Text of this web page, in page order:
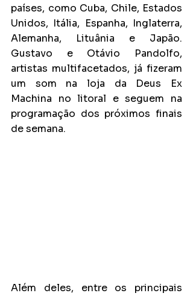
países, como Cuba, Chile, Estados
Unidos, Itália, Espanha, Inglaterra,
Alemanha, Lituânia e Japão.
Gustavo e Otávio Pandolfo,
artistas multifacetados, já fizeram
um som na loja da Deus Ex
Machina no litoral e seguem na
programação dos próximos finais
de semana.
Além deles, entre os principais